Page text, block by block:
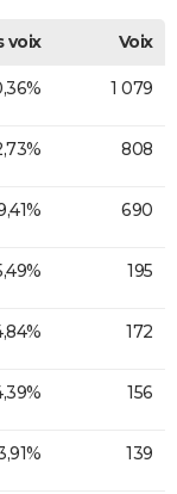
voix
Voix
1 079
808
690
195
172
156
139